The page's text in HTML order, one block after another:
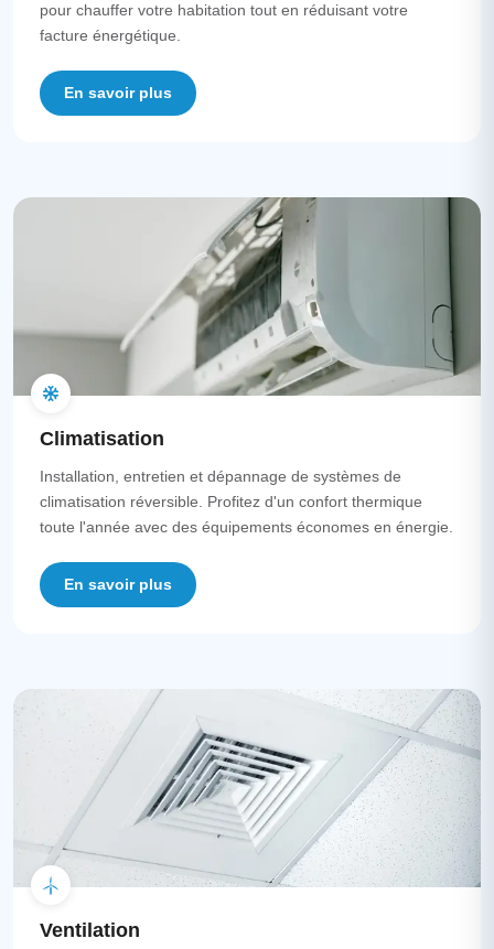
pour chauffer votre habitation tout en réduisant votre
facture énergétique.
En savoir plus
Climatisation
Installation, entretien et dépannage de systèmes de
climatisation réversible. Profitez d'un confort thermique
toute l'année avec des équipements économes en énergie.
En savoir plus
Ventilation